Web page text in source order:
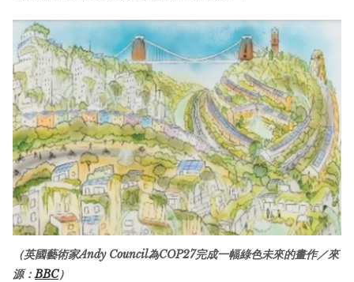
（英國藝術家Andy Council為COP27完成一幅綠色未來的畫作／來
源： BBC）